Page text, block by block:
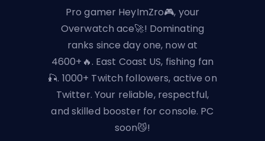
Pro gamer HeyImZro🎮, your
Overwatch ace🚀! Dominating
ranks since day one, now at
4600+🔥. East Coast US, fishing fan
🎣. 1000+ Twitch followers, active on
Twitter. Your reliable, respectful,
and skilled booster for console. PC
soon😼!